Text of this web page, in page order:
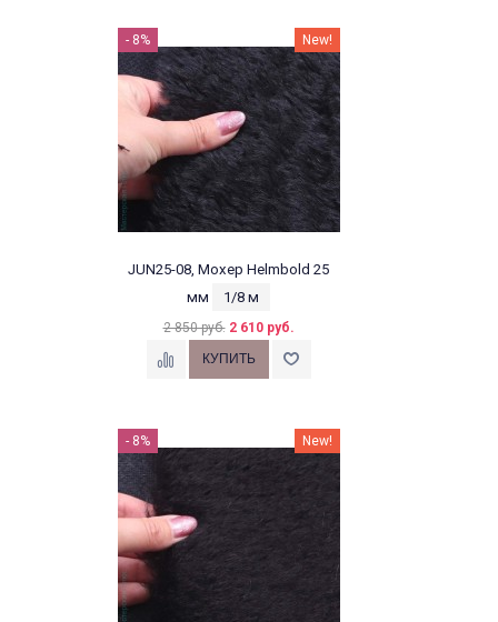
- 8% New!
JUN25-08, Мохер Helmbold 25
мм
1/8 м
2 850 руб. 2 610 руб.
- 8% New!